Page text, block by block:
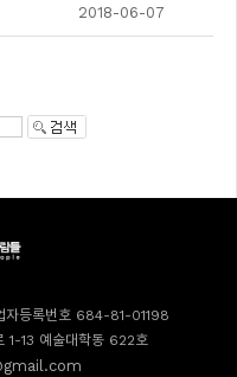
2018-06-07
자등록번호 684-81-01198
1-13 예술대학동 622호